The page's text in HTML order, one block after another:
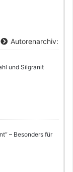
Autorenarchiv:
und Silgranit
– Besonders für